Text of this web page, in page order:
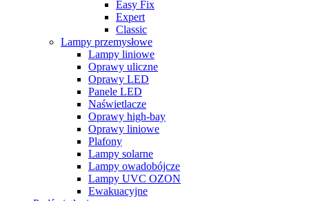
Easy Fix
Expert
Classic
Lampy przemysłowe
Lampy liniowe
Oprawy uliczne
Oprawy LED
Panele LED
Naświetlacze
Oprawy high-bay
Oprawy liniowe
Plafony
Lampy solarne
Lampy owadobójcze
Lampy UVC OZON
Ewakuacyjne